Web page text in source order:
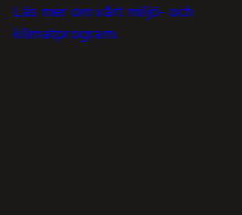
Läs mer om vårt miljö- och
klimatprogram.